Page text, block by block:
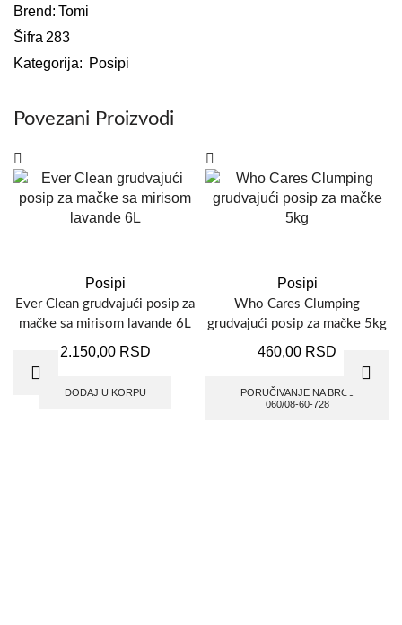
Brend: Tomi
Šifra 283
Kategorija: Posipi
Povezani Proizvodi
Posipi
Ever Clean grudvajući posip za
mačke sa mirisom lavande 6L
2.150,00 RSD
DODAJ U KORPU
Posipi
Who Cares Clumping
grudvajući posip za mačke 5kg
460,00 RSD
PORUČIVANJE NA BROJ
060/08-60-728